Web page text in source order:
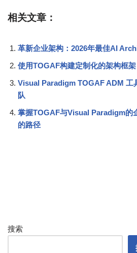
相关文章：
革新企业架构：2026年最佳AI
使用TOGAF构建定制化的架构框架
Visual Paradigm TOGAF ADM 工
队
掌握TOGAF与Visual Paradigm的
的路径
搜索